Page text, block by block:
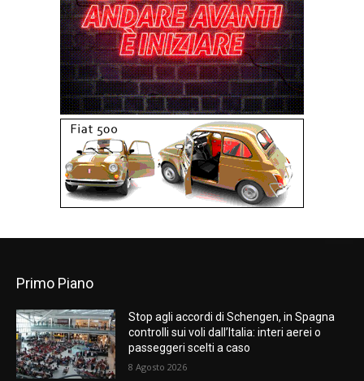
Primo Piano
Stop agli accordi di Schengen, in Spagna
controlli sui voli dall’Italia: interi aerei o
passeggeri scelti a caso
8 Agosto 2026